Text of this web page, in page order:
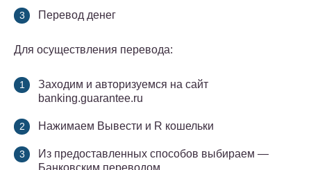
Перевод денег
Для осуществления перевода:
Заходим и авторизуемся на сайт
banking.guarantee.ru
Нажимаем Вывести и R кошельки
Из предоставленных способов выбираем —